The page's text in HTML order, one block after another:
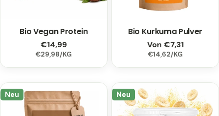
Typ:
Bio Vegan Protein
Regulärer
Preis
€14,99
EINZELPREIS
€29,98/PRO
KG
Typ:
Bio Kurkuma Pulver
Regulärer
Preis
Von €7,31
EINZELPREIS
€14,62/PRO
KG
Neu Neu